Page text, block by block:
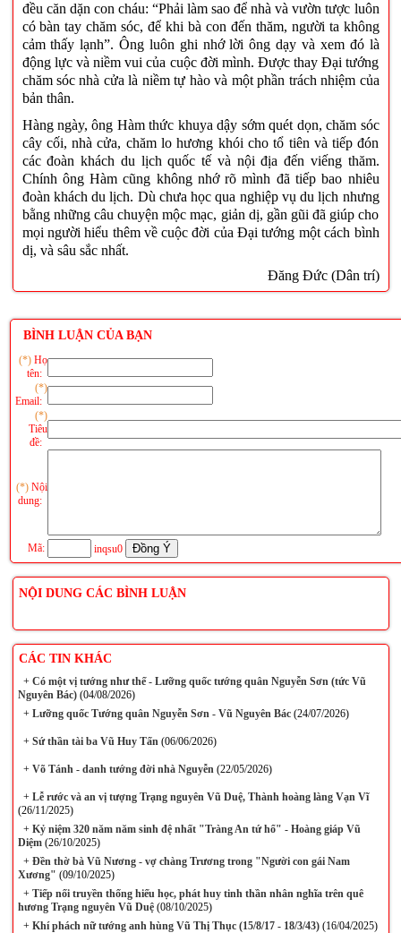
đều căn dặn con cháu: “Phải làm sao để nhà và vườn tược luôn
có bàn tay chăm sóc, để khi bà con đến thăm, người ta không
cảm thấy lạnh”. Ông luôn ghi nhớ lời ông dạy và xem đó là
động lực và niềm vui của cuộc đời mình. Được thay Đại tướng
chăm sóc nhà cửa là niềm tự hào và một phần trách nhiệm của
bản thân.
Hàng ngày, ông Hàm thức khuya dậy sớm quét dọn, chăm sóc
cây cối, nhà cửa, chăm lo hương khói cho tổ tiên và tiếp đón
các đoàn khách du lịch quốc tế và nội địa đến viếng thăm.
Chính ông Hàm cũng không nhớ rõ mình đã tiếp bao nhiêu
đoàn khách du lịch. Dù chưa học qua nghiệp vụ du lịch nhưng
bằng những câu chuyện mộc mạc, giản dị, gần gũi đã giúp cho
mọi người hiểu thêm về cuộc đời của Đại tướng một cách bình
dị, và sâu sắc nhất.
Đăng Đức (Dân trí)
BÌNH LUẬN CỦA BẠN
(*) Họ
tên:
(*)
Email:
(*)
Tiêu
đề:
(*) Nội
dung:
Mã: inqsu0
NỘI DUNG CÁC BÌNH LUẬN
CÁC TIN KHÁC
+Có một vị tướng như thế - Lưỡng quốc tướng quân Nguyễn Sơn (tức Vũ
Nguyên Bác)(04/08/2026)
+Lưỡng quốc Tướng quân Nguyễn Sơn - Vũ Nguyên Bác(24/07/2026)
+Sứ thần tài ba Vũ Huy Tấn(06/06/2026)
+Võ Tánh - danh tướng đời nhà Nguyễn(22/05/2026)
+Lễ rước và an vị tượng Trạng nguyên Vũ Duệ, Thành hoàng làng Vạn Vĩ
(26/11/2025)
+Kỷ niệm 320 năm năm sinh đệ nhất "Tràng An tứ hổ" - Hoàng giáp Vũ
Diệm(26/10/2025)
+Đền thờ bà Vũ Nương - vợ chàng Trương trong "Người con gái Nam
Xương" (09/10/2025)
+Tiếp nối truyền thống hiếu học, phát huy tinh thần nhân nghĩa trên quê
hương Trạng nguyên Vũ Duệ(08/10/2025)
+Khí phách nữ tướng anh hùng Vũ Thị Thục (15/8/17 - 18/3/43)(16/04/2025)